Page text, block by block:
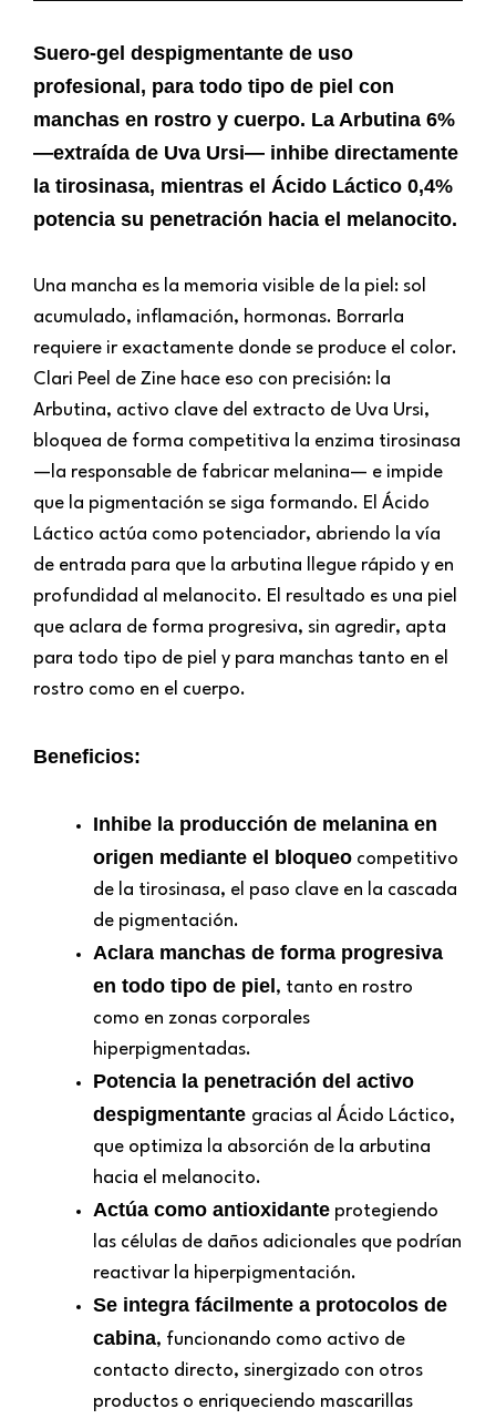
Suero-gel despigmentante de uso
profesional, para todo tipo de piel con
manchas en rostro y cuerpo. La Arbutina 6%
—extraída de Uva Ursi— inhibe directamente
la tirosinasa, mientras el Ácido Láctico 0,4%
potencia su penetración hacia el melanocito.
Una mancha es la memoria visible de la piel: sol
acumulado, inflamación, hormonas. Borrarla
requiere ir exactamente donde se produce el color.
Clari Peel de Zine hace eso con precisión: la
Arbutina, activo clave del extracto de Uva Ursi,
bloquea de forma competitiva la enzima tirosinasa
—la responsable de fabricar melanina— e impide
que la pigmentación se siga formando. El Ácido
Láctico actúa como potenciador, abriendo la vía
de entrada para que la arbutina llegue rápido y en
profundidad al melanocito. El resultado es una piel
que aclara de forma progresiva, sin agredir, apta
para todo tipo de piel y para manchas tanto en el
rostro como en el cuerpo.
Beneficios:
Inhibe la producción de melanina en
origen mediante el bloqueo competitivo
de la tirosinasa, el paso clave en la cascada
de pigmentación.
Aclara manchas de forma progresiva
en todo tipo de piel , tanto en rostro
como en zonas corporales
hiperpigmentadas.
Potencia la penetración del activo
despigmentante gracias al Ácido Láctico,
que optimiza la absorción de la arbutina
hacia el melanocito.
Actúa como antioxidante protegiendo
las células de daños adicionales que podrían
reactivar la hiperpigmentación.
Se integra fácilmente a protocolos de
cabina, funcionando como activo de
contacto directo, sinergizado con otros
productos o enriqueciendo mascarillas